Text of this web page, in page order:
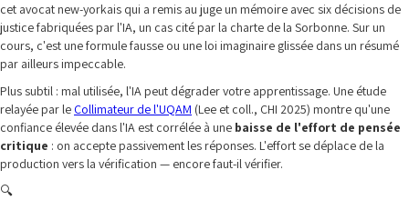
cet avocat new-yorkais qui a remis au juge un mémoire avec six décisions de
justice fabriquées par l'IA, un cas cité par la charte de la Sorbonne. Sur un
cours, c'est une formule fausse ou une loi imaginaire glissée dans un résumé
par ailleurs impeccable.
Plus subtil : mal utilisée, l'IA peut dégrader votre apprentissage. Une étude
relayée par le Collimateur de l'UQAM (Lee et coll., CHI 2025) montre qu'une
confiance élevée dans l'IA est corrélée à une baisse de l'effort de pensée
critique : on accepte passivement les réponses. L'effort se déplace de la
production vers la vérification — encore faut-il vérifier.
🔍